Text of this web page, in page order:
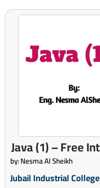
by: Nesma Al Sheikh
Jubail Industrial College